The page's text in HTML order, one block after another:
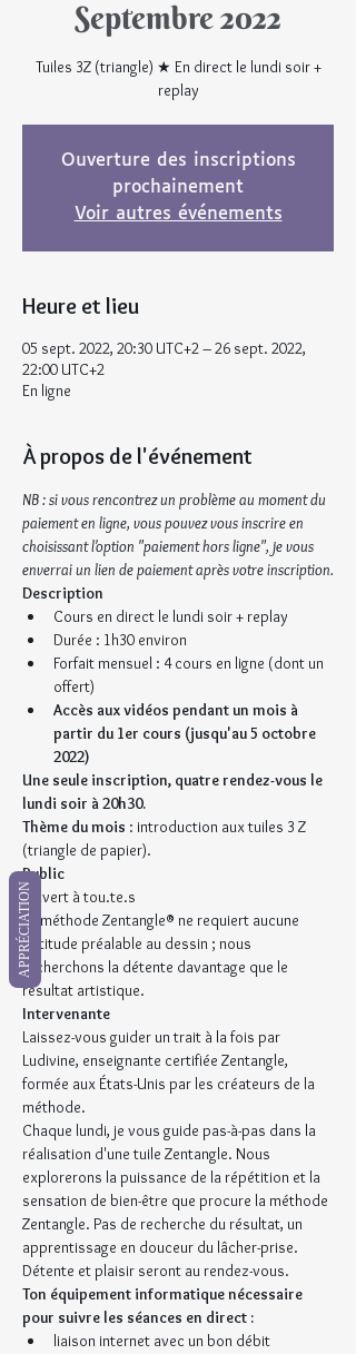
Septembre 2022
Tuiles 3Z (triangle) ★ En direct le lundi soir +
replay
Ouverture des inscriptions
prochainement
Voir autres événements
Heure et lieu
05 sept. 2022, 20:30 UTC+2 – 26 sept. 2022,
22:00 UTC+2
En ligne
À propos de l'événement
NB : si vous rencontrez un problème au moment du
paiement en ligne, vous pouvez vous inscrire en
choisissant l'option "paiement hors ligne", je vous
enverrai un lien de paiement après votre inscription.
Description
Cours en direct le lundi soir + replay
Durée : 1h30 environ
Forfait mensuel : 4 cours en ligne (dont un
offert)
Accès aux vidéos pendant un mois à
partir du 1er cours (jusqu'au 5 octobre
2022)
Une seule inscription, quatre rendez-vous le
lundi soir à 20h30.
Thème du mois : introduction aux tuiles 3 Z
(triangle de papier).
Public
Ouvert à tou.te.s
La méthode Zentangle® ne requiert aucune
aptitude préalable au dessin ; nous
recherchons la détente davantage que le
résultat artistique.
Intervenante
Laissez-vous guider un trait à la fois par
Ludivine, enseignante certifiée Zentangle,
formée aux États-Unis par les créateurs de la
méthode.
Chaque lundi, je vous guide pas-à-pas dans la
réalisation d'une tuile Zentangle. Nous
explorerons la puissance de la répétition et la
sensation de bien-être que procure la méthode
Zentangle. Pas de recherche du résultat, un
apprentissage en douceur du lâcher-prise.
Détente et plaisir seront au rendez-vous.
Ton équipement informatique nécessaire
pour suivre les séances en direct :
liaison internet avec un bon débit
APPRÉCIATION